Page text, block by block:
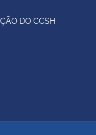
DO CCSH